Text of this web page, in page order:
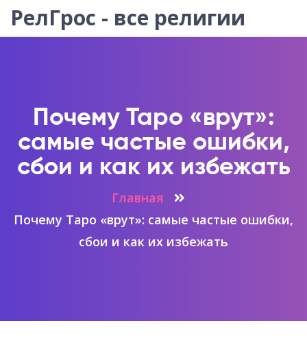
РелГрос - все религии
Почему Таро «врут»:
самые частые ошибки,
сбои и как их избежать
Главная
Почему Таро «врут»: самые частые ошибки,
сбои и как их избежать